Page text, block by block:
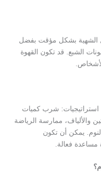
الشهية بشكل مؤقت بفضل
الشبع. قد تكون القهوة
استراتيجيات: شرب كميات
والألياف، ممارسة الرياضة
يمكن أن تكون
مساعدة فعالة.